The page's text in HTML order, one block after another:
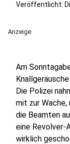
Veröffentlicht:
Anzeige
Am
Die Polizei
mit zur Wache,
die Beamten
eine Revolver-
wirklich